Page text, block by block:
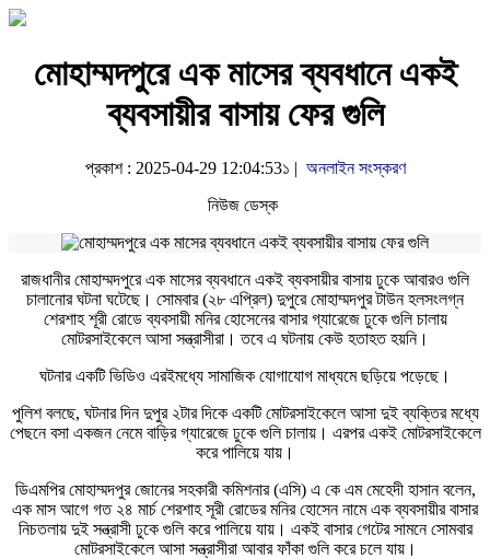
মোহাম্মদপুরে এক মাসের ব্যবধানে একই
ব্যবসায়ীর বাসায় ফের গুলি
প্রকাশ : 2025-04-29 12:04:53১ | অনলাইন সংস্করণ
নিউজ ডেস্ক
রাজধানীর মোহাম্মদপুরে এক মাসের ব্যবধানে একই ব্যবসায়ীর বাসায় ঢুকে আবারও গুলি
চালানোর ঘটনা ঘটেছে। সোমবার (২৮ এপ্রিল) দুপুরে মোহাম্মদপুর টাউন হলসংলগ্ন
শেরশাহ শূরী রোডে ব্যবসায়ী মনির হোসেনের বাসার গ্যারেজে ঢুকে গুলি চালায়
মোটরসাইকেলে আসা সন্ত্রাসীরা। তবে এ ঘটনায় কেউ হতাহত হয়নি।
ঘটনার একটি ভিডিও এরইমধ্যে সামাজিক যোগাযোগ মাধ্যমে ছড়িয়ে পড়েছে।
পুলিশ বলছে, ঘটনার দিন দুপুর ২টার দিকে একটি মোটরসাইকেলে আসা দুই ব্যক্তির মধ্যে
পেছনে বসা একজন নেমে বাড়ির গ্যারেজে ঢুকে গুলি চালায়। এরপর একই মোটরসাইকেলে
করে পালিয়ে যায়।
ডিএমপির মোহাম্মদপুর জোনের সহকারী কমিশনার (এসি) এ কে এম মেহেদী হাসান বলেন,
এক মাস আগে গত ২৪ মার্চ শেরশাহ সূরী রোডের মনির হোসেন নামে এক ব্যবসায়ীর বাসার
নিচতলায় দুই সন্ত্রাসী ঢুকে গুলি করে পালিয়ে যায়। একই বাসার গেটের সামনে সোমবার
মোটরসাইকেলে আসা সন্ত্রাসীরা আবার ফাঁকা গুলি করে চলে যায়।